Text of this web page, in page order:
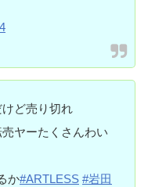
ど売り切れ
ヤーたくさんわい
か#ARTLESS #岩田